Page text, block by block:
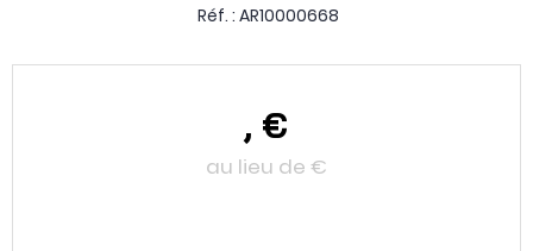
Réf. : AR10000668
, €
au lieu de €